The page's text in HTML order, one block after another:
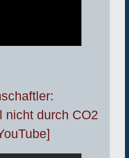
nicht durch CO2